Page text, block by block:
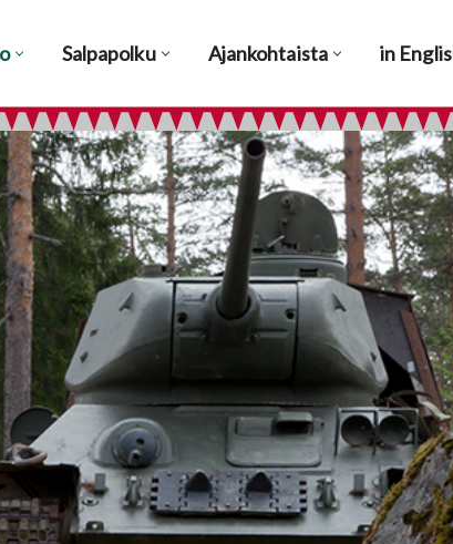
Salpapolku Ajankohtaista in